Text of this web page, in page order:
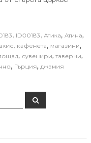
, ID00183, Атика, Атина,
, кафенета, магазини,
, сувенири,таверни,
, Гърция, джамия
S
e